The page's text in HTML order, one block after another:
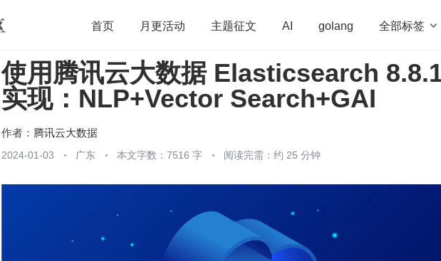
首页 月更活动 主题征文 AI golang 全部标签 
开源 架构 OpenHarmony 算法 学习方法 Web3.0 高
团队管理 程序员 运维 深度思考 低代码
使用腾讯云大数据 Elasticsearch
实现：NLP+Vector Search+GAI
作者： 腾讯云大数据
2024-01-03 广东 本文字数：7516 字 阅读完需：约 25 分钟